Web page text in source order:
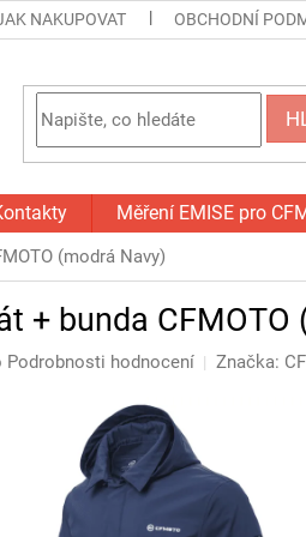
NAKUPOVAT OBCHODNÍ
Měření EMISE pro
(modrá Navy)
+ bunda CFMOTO
Podrobnosti hodnocení Značka: